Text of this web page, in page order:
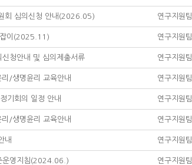
회 심의신청 안내(2026.05) 연구지원팀
잡이(2025.11) 연구지원팀
청안내 및 심의제출서류 연구지원팀
/생명윤리 교육안내 연구지원팀
기회의 일정 안내 연구지원팀
/생명윤리 교육안내 연구지원팀
내 연구지원팀
운영지침(2024.06.) 연구지원팀